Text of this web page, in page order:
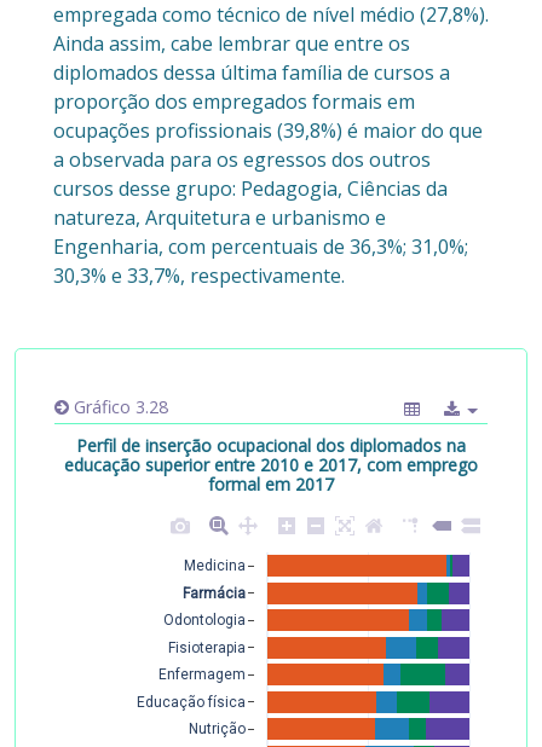
empregada como técnico de nível médio (27,8%).
Ainda assim, cabe lembrar que entre os
diplomados dessa última família de cursos a
proporção dos empregados formais em
ocupações profissionais (39,8%) é maior do que
a observada para os egressos dos outros
cursos desse grupo: Pedagogia, Ciências da
natureza, Arquitetura e urbanismo e
Engenharia, com percentuais de 36,3%; 31,0%;
30,3% e 33,7%, respectivamente.
Gráfico 3.28
Perfil de inserção ocupacional dos diplomados na
educação superior entre 2010 e 2017, com emprego
formal em 2017
Nutrição
Educação física
Enfermagem
Fisioterapia
Odontologia
Farmácia
Medicina